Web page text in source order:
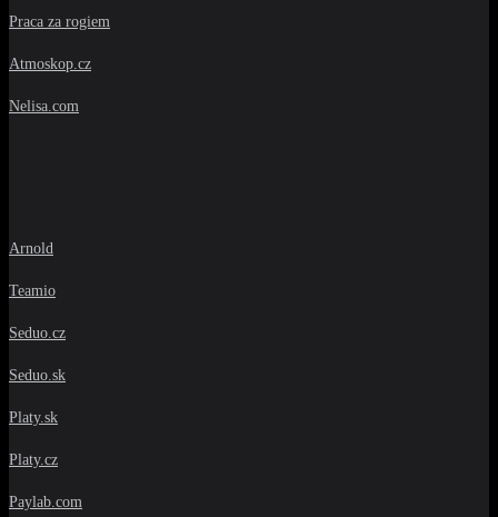
Praca za rogiem
Atmoskop.cz
Nelisa.com
Arnold
Teamio
Seduo.cz
Seduo.sk
Platy.sk
Platy.cz
Paylab.com